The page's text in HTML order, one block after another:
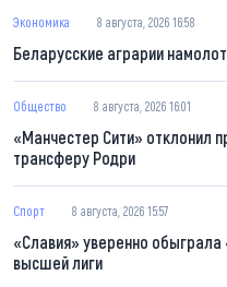
Экономика 8 августа, 2026 16:58
Беларусские аграрии
Общество 8 августа, 2026 16:01
«Манчестер Сити» отклонил
трансферу Родри
Спорт 8 августа, 2026 15:57
«Славия» уверенно обыграла
высшей лиги